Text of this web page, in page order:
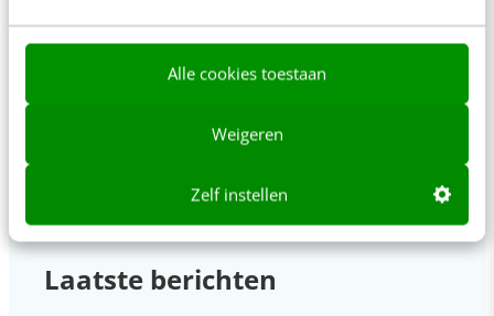
Alle cookies toestaan
Weigeren
Zelf instellen
Denk je dat je positionering helder is? Doe de
Richard Poolman
Laatste berichten